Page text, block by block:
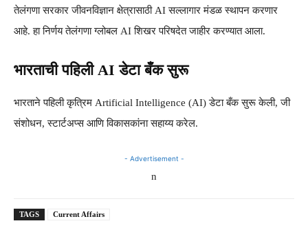
तेलंगणा सरकार जीवनविज्ञान क्षेत्रासाठी AI सल्लागार मंडळ स्थापन करणार
आहे. हा निर्णय तेलंगणा ग्लोबल AI शिखर परिषदेत जाहीर करण्यात आला.
भारताची पहिली AI डेटा बँक सुरू
भारताने पहिली कृत्रिम Artificial Intelligence (AI) डेटा बँक सुरू केली, जी
संशोधन, स्टार्टअप्स आणि विकासकांना सहाय्य करेल.
- Advertisement -
n
TAGS Current Affairs